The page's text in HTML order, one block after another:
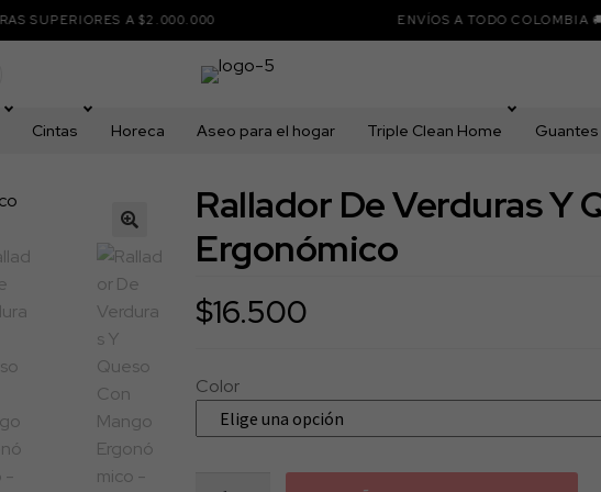
A $2.000.000 ENVÍOS A TODO COLOMBIA 🚚
Cintas Horeca Aseo para el hogar Triple Clean Home Guantes
🔍
Rallador De Verduras Y
Ergonómico
$16.500
Color